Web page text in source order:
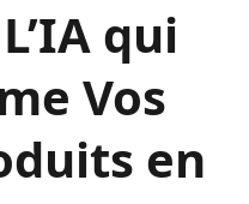
qui
Vos
en